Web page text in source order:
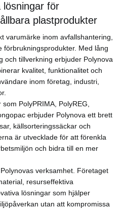
lösningar för
plastprodukter
varumärke inom avfallshantering,
förbrukningsprodukter. Med lång
och tillverkning erbjuder Polynova
kvalitet, funktionalitet och
inom företag, industri,
PolyPRIMA, PolyREG,
erbjuder Polynova ett brett
källsorteringssäckar och
är utvecklade för att förenkla
och bidra till en mer
verksamhet. Företaget
resurseffektiva
lösningar som hjälper
utan att kompromissa